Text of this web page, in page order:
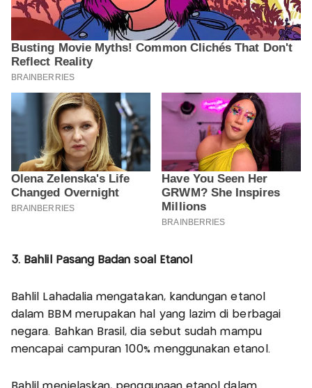
3. Bahlil Pasang Badan soal Etanol
Bahlil Lahadalia mengatakan, kandungan etanol
dalam BBM merupakan hal yang lazim di berbagai
negara. Bahkan Brasil, dia sebut sudah mampu
mencapai campuran 100% menggunakan etanol.